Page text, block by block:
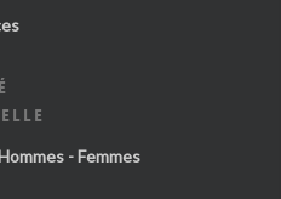
- Femmes